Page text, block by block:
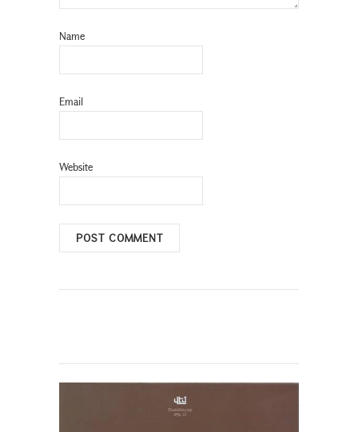
Name
Email
Website